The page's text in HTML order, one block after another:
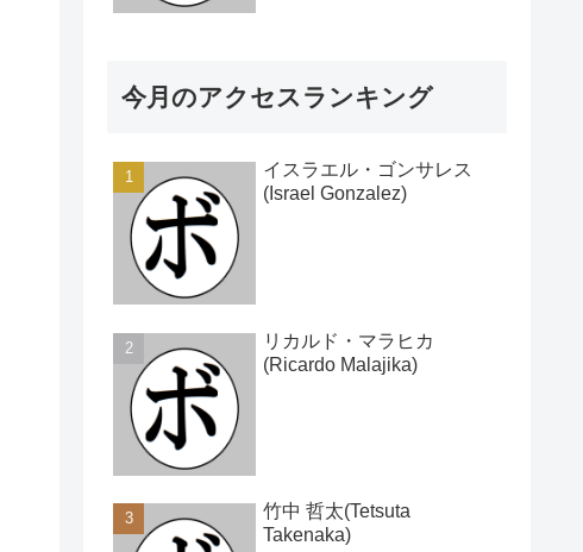
今月のアクセスランキング
イスラエル・ゴンサレス
(Israel Gonzalez)
リカルド・マラヒカ
(Ricardo Malajika)
竹中 哲太(Tetsuta
Takenaka)